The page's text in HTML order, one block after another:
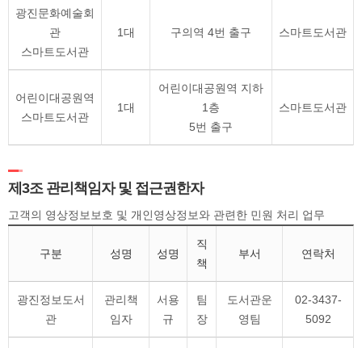
광진문화예술회
관
스마트도서관
1대 구의역 4번 출구 스마트도서관
어린이대공원역
스마트도서관
1대
어린이대공원역 지하
1층
5번 출구
스마트도서관
제3조 관리책임자 및 접근권한자
고객의 영상정보보호 및 개인영상정보와 관련한 민원 처리 업무
구분 성명 성명
직
책
부서 연락처
광진정보도서
관
관리책
임자
서용
규
팀
장
도서관운
영팀
02-3437-
5092